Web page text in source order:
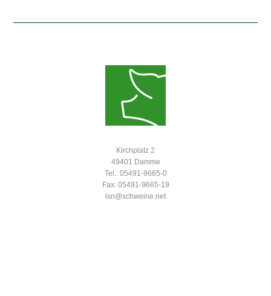
Kirchplatz 2
49401 Damme
Tel.: 05491-9665-0
Fax: 05491-9665-19
isn@schweine.net